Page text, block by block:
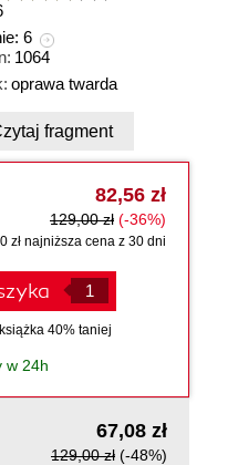
6
1064
oprawa twarda
fragment
82,56 zł
129,00 zł (-36%)
zł najniższa cena z 30 dni
ta książka 40% taniej
w 24h
67,08 zł
129,00 zł (-48%)